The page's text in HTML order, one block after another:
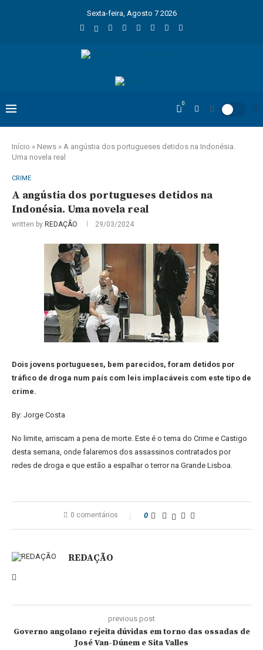
Sexta-feira, Agosto 7 2026
0
Início » News » A angústia dos portugueses detidos na Indonésia.
Uma novela real
CRIME
A angústia dos portugueses detidos na
Indonésia. Uma novela real
written by REDAÇÃO 29/03/2024
Dois jovens portugueses, bem parecidos, foram detidos por
tráfico de droga num país com leis implacáveis com este tipo de
crime.
By: Jorge Costa
No limite, arriscam a pena de morte. Este é o tema do Crime e Castigo
desta semana, onde falaremos dos assassinos contratados por
redes de droga e que estão a espalhar o terror na Grande Lisboa.
0 comentários 0
REDAÇÃO
previous post
Governo angolano rejeita dúvidas em torno das ossadas de
José Van-Dúnem e Sita Valles